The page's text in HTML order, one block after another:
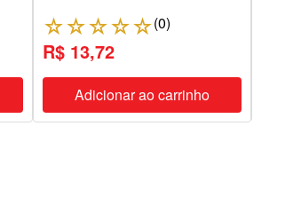
☆☆☆☆☆(0)
R$ 13,72
Adicionar ao carrinho